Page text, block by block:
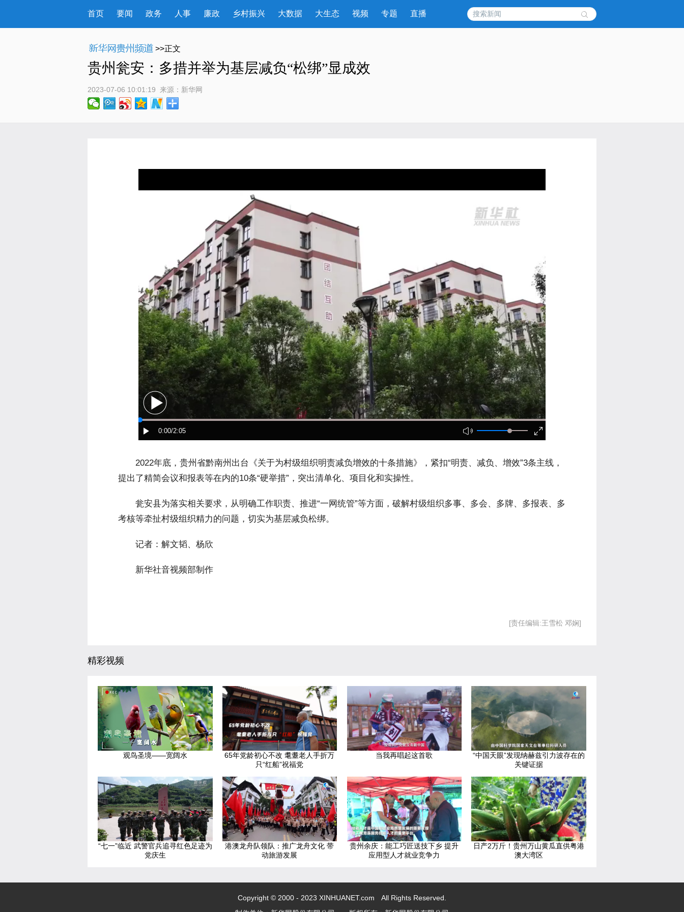
首页 要闻 政务 人事 廉政 乡村振兴 大数据 大生态 视频 专题 直播
>>正文
贵州瓮安：多措并举为基层减负“松绑”显成效
2023-07-06 10:01:19 来源： 新华网
2022年底，贵州省黔南州出台《关于为村级组织明责减负增效的十条措施》，紧扣“明责、减负、增效”3条主线，
提出了精简会议和报表等在内的10条“硬举措”，突出清单化、项目化和实操性。
瓮安县为落实相关要求，从明确工作职责、推进“一网统管”等方面，破解村级组织多事、多会、多牌、多报表、多
考核等牵扯村级组织精力的问题，切实为基层减负松绑。
记者：解文韬、杨欣
新华社音视频部制作
[责任编辑:王雪松 邓娴]
精彩视频
观鸟圣境——宽阔水
65年党龄初心不改 耄耋老人手折万
只“红船”祝福党
当我再唱起这首歌
“中国天眼”发现纳赫兹引力波存在的
关键证据
“七一”临近 武警官兵追寻红色足迹为
党庆生
港澳龙舟队领队：推广龙舟文化 带
动旅游发展
贵州余庆：能工巧匠送技下乡 提升
应用型人才就业竞争力
日产2万斤！贵州万山黄瓜直供粤港
澳大湾区
Copyright © 2000 - 2023 XINHUANET.com All Rights Reserved.